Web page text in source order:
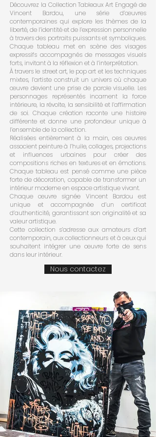
Découvrez la Collection Tableaux Art Engagé de
Vincent Bardou, une série d’œuvres
contemporaines qui explore les thèmes de la
liberté, de l’identité et de l’expression personnelle
à travers des portraits puissants et symboliques.
Chaque tableau met en scène des visages
expressifs accompagnés de messages visuels
forts, invitant à la réflexion et à l’interprétation.
À travers le street art, le pop art et les techniques
mixtes, l’artiste construit un univers où chaque
œuvre devient une prise de parole visuelle. Les
personnages représentés incarnent la force
intérieure, la révolte, la sensibilité et l’affirmation
de soi. Chaque création raconte une histoire
différente et donne une profondeur unique à
l’ensemble de la collection.
Réalisées entièrement à la main, ces œuvres
associent peinture à l’huile, collages, projections
et influences urbaines pour créer des
compositions riches en textures et en émotions.
Chaque tableau est pensé comme une pièce
forte de décoration, capable de transformer un
intérieur moderne en espace artistique vivant.
Chaque œuvre signée Vincent Bardou est
unique et accompagnée d’un certificat
d’authenticité, garantissant son originalité et sa
valeur artistique.
Cette collection s’adresse aux amateurs d’art
contemporain, aux collectionneurs et à ceux qui
souhaitent intégrer une œuvre forte de sens
dans leur intérieur.
Nous contactez